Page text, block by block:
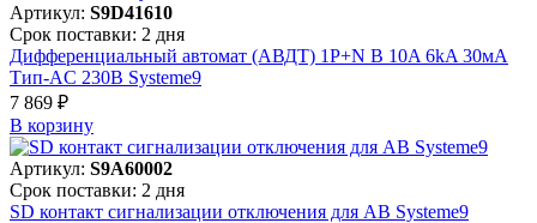
Артикул: S9D41610
Срок поставки: 2 дня
Дифференциальный автомат (АВДТ) 1P+N B 10A 6kA 30мА
Тип-AC 230В Systeme9
7 869 ₽
В корзинy
Артикул: S9A60002
Срок поставки: 2 дня
SD контакт сигнализации отключения для АВ Systeme9